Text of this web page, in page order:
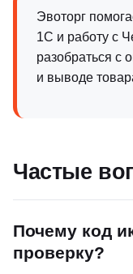
Эвоторг
1С и работу с
разобраться с
и выводе
Частые
Почему код
проверку?